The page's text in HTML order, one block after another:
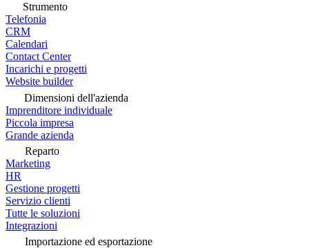
Strumento
Telefonia
CRM
Calendari
Contact Center
Incarichi e progetti
Website builder
Dimensioni dell'azienda
Imprenditore individuale
Piccola impresa
Grande azienda
Reparto
Marketing
HR
Gestione progetti
Servizio clienti
Tutte le soluzioni
Integrazioni
Importazione ed esportazione